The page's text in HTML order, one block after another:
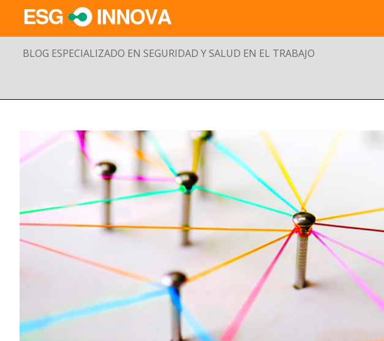
BLOG ESPECIALIZADO EN SEGURIDAD Y SALUD EN EL TRABAJO